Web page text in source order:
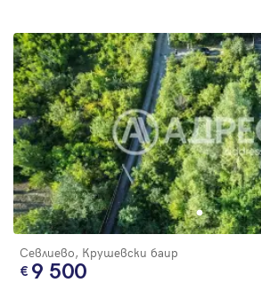
Севлиево, Крушевски баир
9 500